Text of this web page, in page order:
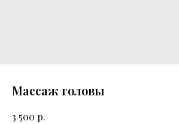
Массаж головы
3 500 р.